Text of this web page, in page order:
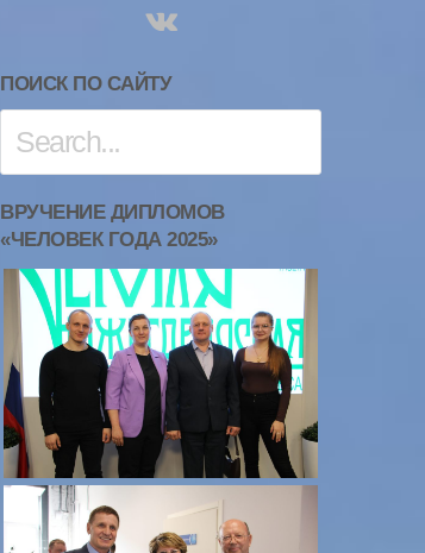
ПОИСК ПО САЙТУ
ВРУЧЕНИЕ ДИПЛОМОВ
«ЧЕЛОВЕК ГОДА 2025»